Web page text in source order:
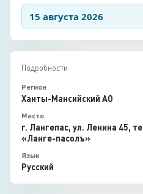
15 августа 2026
Подробности
Регион
Ханты-Мансийский АО
Место
г. Лангепас, ул. Ленина 45,
«Ланге-пасолъ»
Язык
Русский